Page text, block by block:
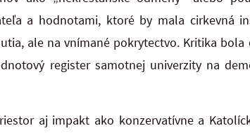
a hodnotami, ktoré by mala cirkevná
ale na vnímané pokrytectvo. Kritika bola
register samotnej univerzity na
aj impakt ako konzervatívne a